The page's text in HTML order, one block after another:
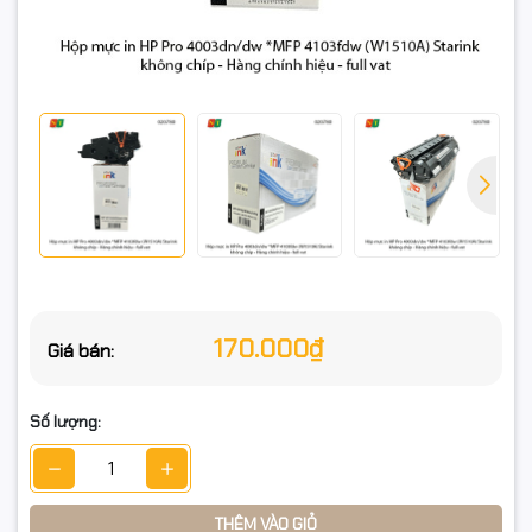
Giá bán: 170.000₫
Số lượng:
THÊM VÀO GIỎ
🖨️ Máy in tương thích
HP LaserJet Pro:
HP LaserJet Pro MFP:
4103fdw
📌 Hướng dẫn sử dụng nhanh
Tháo chip từ hộp mực đang dùng (hộp theo máy hoặc hộp